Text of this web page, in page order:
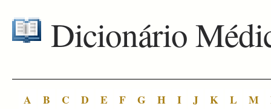
Dicionário
A B C D E F G H I J K L M